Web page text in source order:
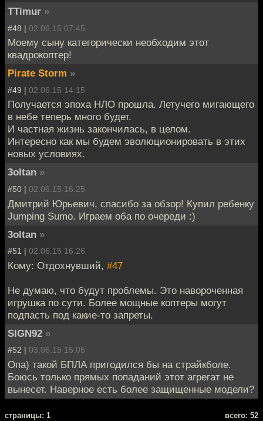
TTimur »
#48 | 02.06.15 07:45
Моему сыну категорически необходим этот
квадрокоптер!
Pirate Storm »
#49 | 02.06.15 14:15
Получается эпоха НЛО прошла. Летучего мигающего
в небе теперь много будет.
И частная жизнь закончилась, в целом.
Интересно как мы будем эволюционировать в этих
новых условиях.
3oltan »
#50 | 02.06.15 16:25
Дмитрий Юрьевич, спасибо за обзор! Купил ребенку
Jumping Sumo. Играем оба по очереди :)
3oltan »
#51 | 02.06.15 16:26
Кому: Отдохнувший, #47
Не думаю, что будут проблемы. Это навороченная
игрушка по сути. Более мощные коптеры могут
подпасть под какие-то запреты.
SIGN92 »
#52 | 03.06.15 15:05
Опа) такой БПЛА пригодился бы на страйкболе.
Боюсь только прямых попаданий этот агрегат не
вынесет. Наверное есть более защищенные модели?
cтраницы: 1 всего: 52